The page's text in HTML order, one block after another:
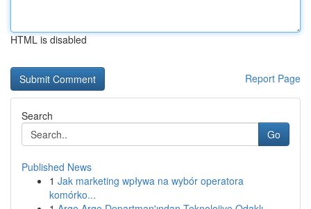
HTML is disabled
Report Page
Search
Go
Published News
1 Jak marketing wpływa na wybór operatora
komórko...